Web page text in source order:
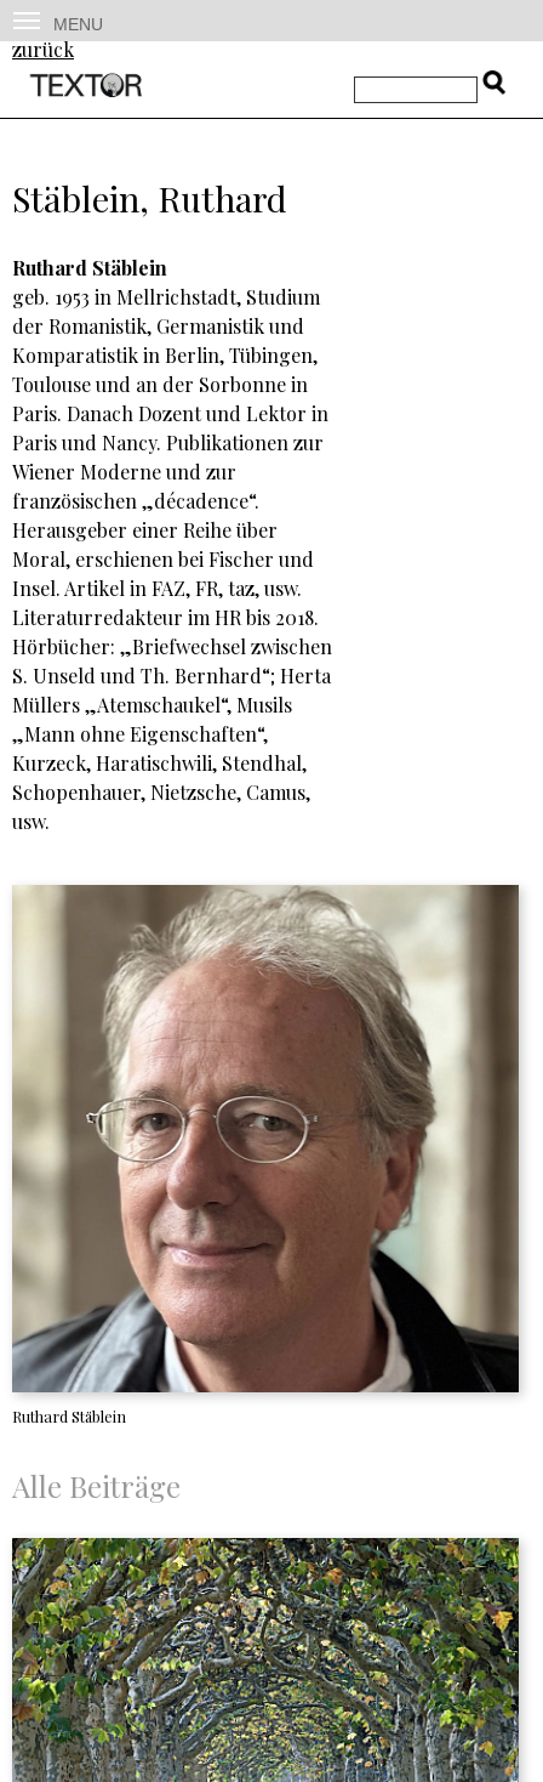
MENU
zurück
Stäblein, Ruthard
Ruthard Stäblein
geb. 1953 in Mellrichstadt, Studium
der Romanistik, Germanistik und
Komparatistik in Berlin, Tübingen,
Toulouse und an der Sorbonne in
Paris. Danach Dozent und Lektor in
Paris und Nancy. Publikationen zur
Wiener Moderne und zur
französischen „décadence“.
Herausgeber einer Reihe über
Moral, erschienen bei Fischer und
Insel. Artikel in FAZ, FR, taz, usw.
Literaturredakteur im HR bis 2018.
Hörbücher: „Briefwechsel zwischen
S. Unseld und Th. Bernhard“; Herta
Müllers „Atemschaukel“, Musils
„Mann ohne Eigenschaften“,
Kurzeck, Haratischwili, Stendhal,
Schopenhauer, Nietzsche, Camus,
usw.
Ruthard Stäblein
Alle Beiträge